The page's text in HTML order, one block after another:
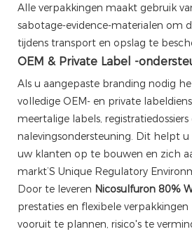
Alle verpakkingen maakt gebruik
sabotage-evidence-materialen om
tijdens transport en opslag te
OEM & Private Label -
Als u aangepaste branding nodig
volledige OEM- en private
meertalige labels,
nalevingsondersteuning. Dit helpt
uw klanten op te bouwen en zich
markt’S Unique Regulatory
Door te leveren Nicosulfuron 80%
prestaties en flexibele
vooruit te plannen, risico's te